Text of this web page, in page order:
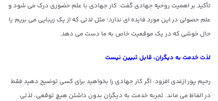
تأکید بر اهمیت روحیه جهادی گفت: کار جهادی با علم حضوری درک می شود و
علم حصولی در این مورد فایده ای ندارد؛ مثل لذتی که از یک زیبایی می بریم یا
حال خوشی که در یک موقعیت خاص به ما دست می دهد.
لذت خدمت به دیگران، قابل تبیین نیست
رحیم پور ازغدی افزود: اگر کار جهادی را بخواهید برای کسی توضیح دهید فقط
در الفاظ می ماند. تجربه خدمت به دیگران بدون داشتن هیچ توقعی، لذتی